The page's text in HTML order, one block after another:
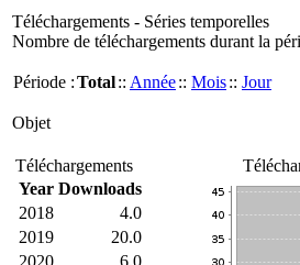
Téléchargements - Séries temporelles
Nombre de téléchargements durant la
Période :Total:: Année:: Mois:: Jour
Objet
Téléchargements
Year Downloads
2018
4.0
2019
20.0
2020
6.0